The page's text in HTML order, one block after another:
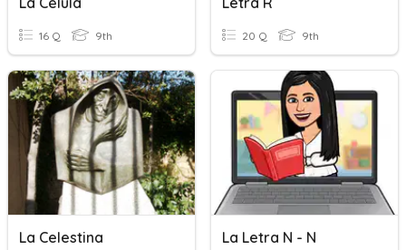
16 Q 9th 20 Q 9th
La Celestina La Letra N - N